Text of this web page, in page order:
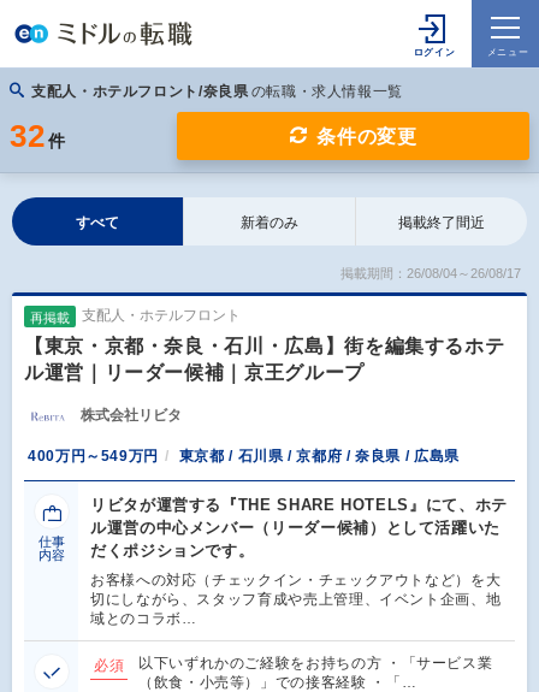
支配人・ホテルフロント/奈良県 の転職・求人情報一覧
32 件 条件の変更
すべて 新着のみ 掲載終了間近
掲載期間：26/08/04～26/08/17
再掲載 支配人・ホテルフロント
【東京・京都・奈良・石川・広島】街を編集するホテ
ル運営｜リーダー候補｜京王グループ
株式会社リビタ
400万円～549万円 東京都 / 石川県 / 京都府 / 奈良県 / 広島県
仕事
内容
リビタが運営する『THE SHARE HOTELS』にて、ホテ
ル運営の中心メンバー（リーダー候補）として活躍いた
だくポジションです。
お客様への対応（チェックイン・チェックアウトなど）を大
切にしながら、スタッフ育成や売上管理、イベント企画、地
域とのコラボ…
必須
以下いずれかのご経験をお持ちの方 ・「サービス業
（飲食・小売等）」での接客経験 ・「…